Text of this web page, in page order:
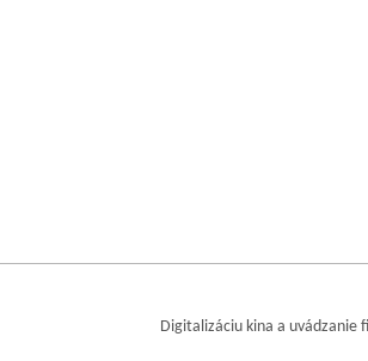
Digitalizáciu kina a uvádzanie